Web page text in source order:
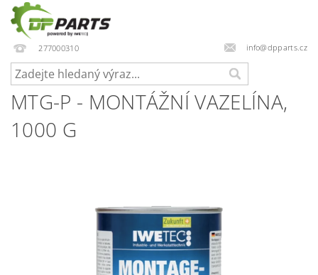
277000310 info@dpparts.cz
MTG-P - MONTÁŽNÍ VAZELÍNA,
1000 G